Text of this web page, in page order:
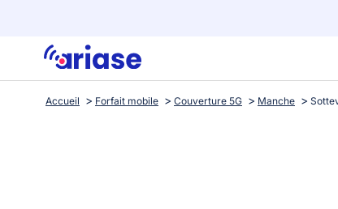
Accueil Forfait mobile Couverture 5G Manche